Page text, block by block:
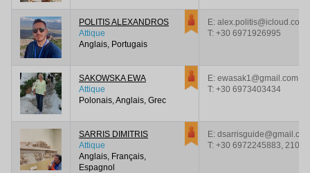
POLITIS ALEXANDROS
Attique
Anglais, Portugais
E: alex.politis@icloud.com
T: +30 6971926995
SAKOWSKA EWA
Attique
Polonais, Anglais, Grec
E: ewasak1@gmail.com
T: +30 6973403434
SARRIS DIMITRIS
Attique
Anglais, Français,
Espagnol
E:
T: +30 6972245883, 210